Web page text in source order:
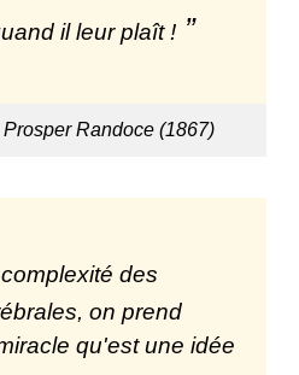
il leur plaît !
Prosper Randoce (1867)
des
on prend
qu'est une idée